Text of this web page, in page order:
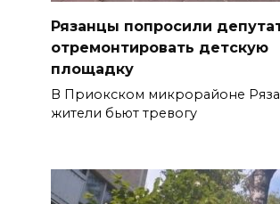
Рязанцы попросили
отремонтировать детскую
площадку
В Приокском микрорайоне
жители бьют тревогу